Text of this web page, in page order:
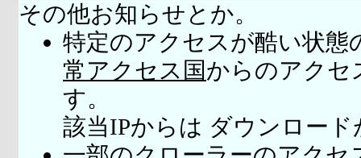
その他お知らせとか。
特定のアクセスが酷い状態
常アクセス国からのアクセ
す。
該当IPからは ダウンロー